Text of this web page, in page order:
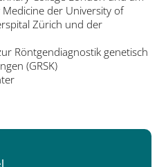
der University of
Zürich und der
Röntgendiagnostik genetisch
(GRSK)